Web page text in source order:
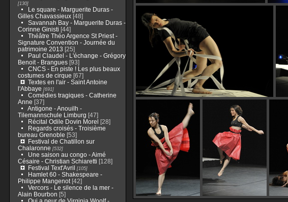
[130]
Le square - Marguerite Duras -
Gilles Chavassieux[48]
Savannah Bay - Marguerite Duras -
Corinne Ginisti [44]
Théâtre Théo Argence St Priest -
Signature Convention - Journée du
patrimoine 2013 [25]
Paul Claudel - L'échange - Grégory
Benoit - Brangues[93]
CNCS - En piste ! Les plus beaux
costumes de cirque [67]
Textes en l'air - Saint Antoine
l'Abbaye [691]
Comédies tragiques - Catherine
Anne [37]
Antigone - Anouilh -
Tilemannschule Limburg [47]
Récital Odile Dovin Morel [28]
Regards croisés - Troisième
bureau Grenoble [53]
Festival de Chatillon sur
Chalaronne [532]
Une saison au congo - Aimé
Césaire - Christian Schiaretti [128]
Festival Text'Avril [105]
Hamlet 60 - Shakespeare -
Philippe Mangenot[42]
Vercors - Le silence de la mer -
Alain Bourbon [5]